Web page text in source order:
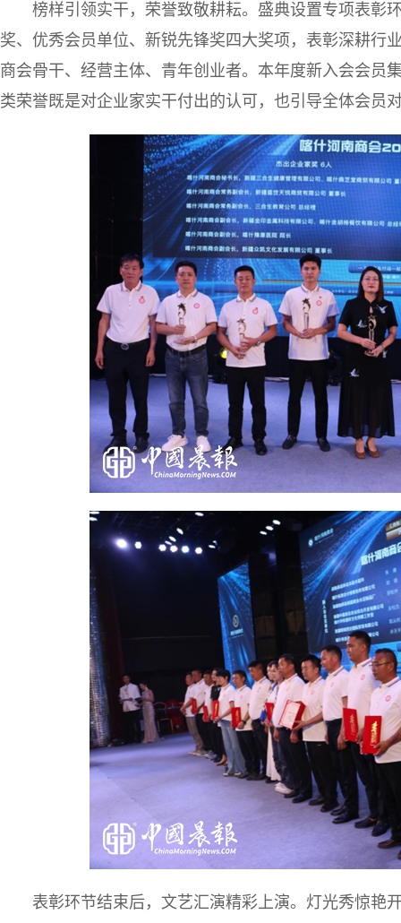
榜样引领实干，荣誉致敬耕耘。盛典设置专项表彰
奖、优秀会员单位、新锐先锋奖四大奖项，表彰深耕行
商会骨干、经营主体、青年创业者。本年度新入会会员
类荣誉既是对企业家实干付出的认可，也引导全体会员
表彰环节结束后，文艺汇演精彩上演。灯光秀惊艳